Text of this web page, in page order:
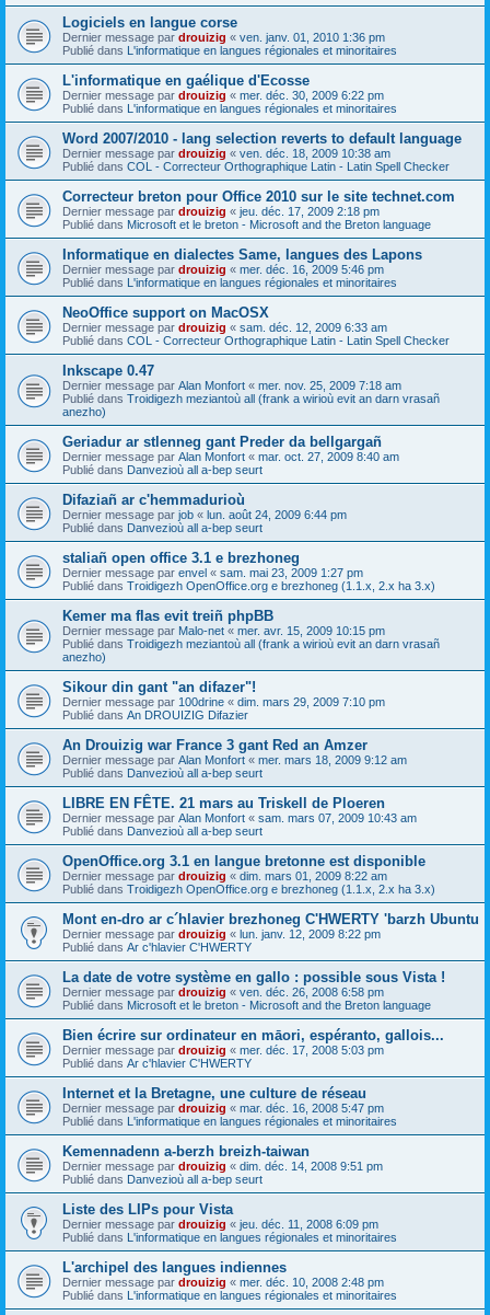
Logiciels en langue corse
Dernier message par drouizig « ven. janv. 01, 2010 1:36 pm
Publié dans L'informatique en langues régionales et minoritaires
L'informatique en gaélique d'Ecosse
Dernier message par drouizig « mer. déc. 30, 2009 6:22 pm
Publié dans L'informatique en langues régionales et minoritaires
Word 2007/2010 - lang selection reverts to default language
Dernier message par drouizig « ven. déc. 18, 2009 10:38 am
Publié dans COL - Correcteur Orthographique Latin - Latin Spell Checker
Correcteur breton pour Office 2010 sur le site technet.com
Dernier message par drouizig « jeu. déc. 17, 2009 2:18 pm
Publié dans Microsoft et le breton - Microsoft and the Breton language
Informatique en dialectes Same, langues des Lapons
Dernier message par drouizig « mer. déc. 16, 2009 5:46 pm
Publié dans L'informatique en langues régionales et minoritaires
NeoOffice support on MacOSX
Dernier message par drouizig « sam. déc. 12, 2009 6:33 am
Publié dans COL - Correcteur Orthographique Latin - Latin Spell Checker
Inkscape 0.47
Dernier message par Alan Monfort « mer. nov. 25, 2009 7:18 am
Publié dans Troidigezh meziantoù all (frank a wirioù evit an darn vrasañ
anezho)
Geriadur ar stlenneg gant Preder da bellgargañ
Dernier message par Alan Monfort « mar. oct. 27, 2009 8:40 am
Publié dans Danvezioù all a-bep seurt
Difaziañ ar c'hemmadurioù
Dernier message par job « lun. août 24, 2009 6:44 pm
Publié dans Danvezioù all a-bep seurt
staliañ open office 3.1 e brezhoneg
Dernier message par envel « sam. mai 23, 2009 1:27 pm
Publié dans Troidigezh OpenOffice.org e brezhoneg (1.1.x, 2.x ha 3.x)
Kemer ma flas evit treiñ phpBB
Dernier message par Malo-net « mer. avr. 15, 2009 10:15 pm
Publié dans Troidigezh meziantoù all (frank a wirioù evit an darn vrasañ
anezho)
Sikour din gant "an difazer"!
Dernier message par 100drine « dim. mars 29, 2009 7:10 pm
Publié dans An DROUIZIG Difazier
An Drouizig war France 3 gant Red an Amzer
Dernier message par Alan Monfort « mer. mars 18, 2009 9:12 am
Publié dans Danvezioù all a-bep seurt
LIBRE EN FÊTE. 21 mars au Triskell de Ploeren
Dernier message par Alan Monfort « sam. mars 07, 2009 10:43 am
Publié dans Danvezioù all a-bep seurt
OpenOffice.org 3.1 en langue bretonne est disponible
Dernier message par drouizig « dim. mars 01, 2009 8:22 am
Publié dans Troidigezh OpenOffice.org e brezhoneg (1.1.x, 2.x ha 3.x)
Mont en-dro ar c´hlavier brezhoneg C'HWERTY 'barzh Ubuntu
Dernier message par drouizig « lun. janv. 12, 2009 8:22 pm
Publié dans Ar c'hlavier C'HWERTY
La date de votre système en gallo : possible sous Vista !
Dernier message par drouizig « ven. déc. 26, 2008 6:58 pm
Publié dans Microsoft et le breton - Microsoft and the Breton language
Bien écrire sur ordinateur en māori, espéranto, gallois...
Dernier message par drouizig « mer. déc. 17, 2008 5:03 pm
Publié dans Ar c'hlavier C'HWERTY
Internet et la Bretagne, une culture de réseau
Dernier message par drouizig « mar. déc. 16, 2008 5:47 pm
Publié dans L'informatique en langues régionales et minoritaires
Kemennadenn a-berzh breizh-taiwan
Dernier message par drouizig « dim. déc. 14, 2008 9:51 pm
Publié dans Danvezioù all a-bep seurt
Liste des LIPs pour Vista
Dernier message par drouizig « jeu. déc. 11, 2008 6:09 pm
Publié dans L'informatique en langues régionales et minoritaires
L'archipel des langues indiennes
Dernier message par drouizig « mer. déc. 10, 2008 2:48 pm
Publié dans L'informatique en langues régionales et minoritaires